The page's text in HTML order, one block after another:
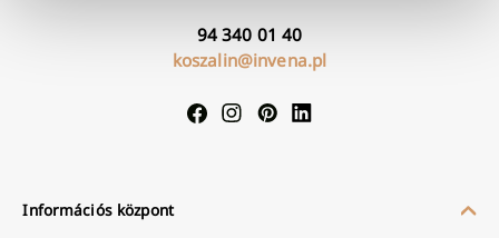
94 340 01 40
koszalin@invena.pl
Információs központ